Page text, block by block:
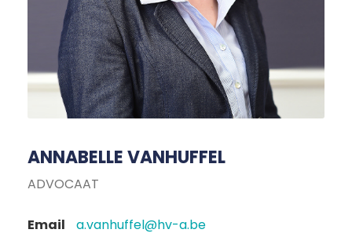
ANNABELLE VANHUFFEL
ADVOCAAT
Email
a.vanhuffel@hv-a.be